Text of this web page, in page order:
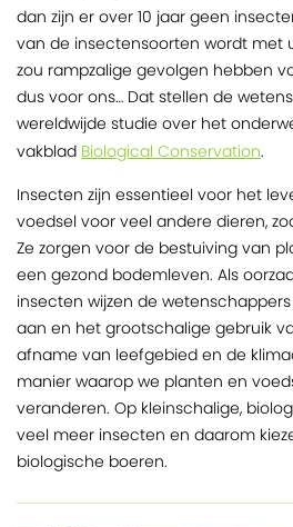
dan zijn er over 10 jaar geen
van de insectensoorten wordt met
zou rampzalige gevolgen hebben
dus voor ons… Dat stellen de
wereldwijde studie over het
vakblad Biological Conservation.
Insecten zijn essentieel voor het
voedsel voor veel andere dieren,
Ze zorgen voor de bestuiving van
een gezond bodemleven. Als
insecten wijzen de
aan en het grootschalige gebruik
afname van leefgebied en de
manier waarop we planten en
veranderen. Op kleinschalige,
veel meer insecten en daarom
biologische boeren.